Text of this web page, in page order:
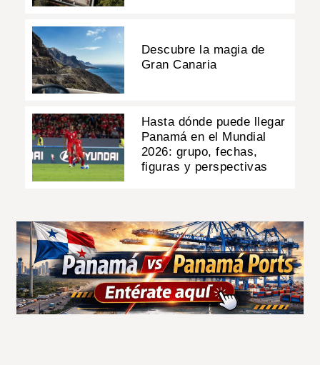
Descubre la magia de
Gran Canaria
Hasta dónde puede llegar
Panamá en el Mundial
2026: grupo, fechas,
figuras y perspectivas